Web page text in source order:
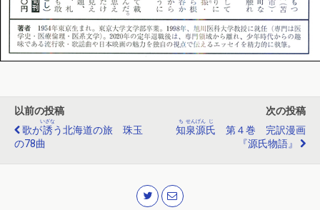
以前の投稿
歌が誘
いざな
う北海道の旅 珠玉
の78曲
次の投稿
知
ち
泉
せん
源
げん
氏
じ
第４巻 完訳漫画
『源氏物語』